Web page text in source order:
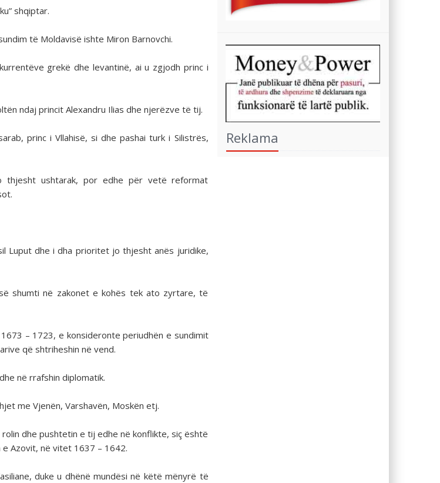
shqiptar.
të Moldavisë ishte Miron Barnovchi.
grekë dhe levantinë, ai u zgjodh princ i
ndaj princit Alexandru Ilias dhe njerëzve të tij.
princ i Vllahisë, si dhe pashai turk i Silistrës,
thjesht ushtarak, por edhe për vetë reformat
Luput dhe i dha prioritet jo thjesht anës juridike,
shumti në zakonet e kohës tek ato zyrtare, të
– 1723, e konsideronte periudhën e sundimit
që shtriheshin në vend.
në rrafshin diplomatik.
me Vjenën, Varshavën, Moskën etj.
dhe pushtetin e tij edhe në konflikte, siç është
Azovit, në vitet 1637 – 1642.
duke u dhënë mundësi në këtë mënyrë të
Reklama